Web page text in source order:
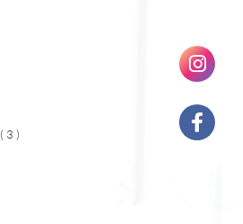
( 3 )